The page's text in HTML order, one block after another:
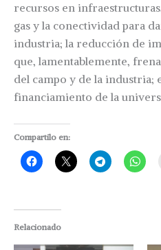
recursos en
gas y la conectividad para
industria; la reducción de
que, lamentablemente,
del campo y de la industria;
financiamiento de la
Compartilo en:
Relacionado